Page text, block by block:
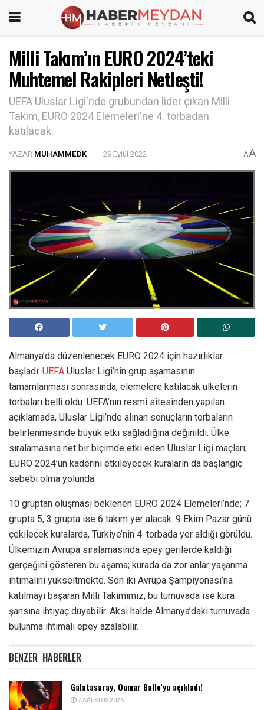
Milli Takım’ın EURO 2024’teki
Muhtemel Rakipleri Netleşti!
UEFA Uluslar Ligi'nde grubundan lider çıkan Milli
Takım, EURO 2024 Elemeleri'ne 4. torbadan
katılacak.
YAZAR MUHAMMEDK 29 Eylül 2022 AA
Almanya’da düzenlenecek EURO 2024 için hazırlıklar
başladı. UEFA Uluslar Ligi’nin grup aşamasının
tamamlanması sonrasında, elemelere katılacak ülkelerin
torbaları belli oldu. UEFA’nın resmi sitesinden yapılan
açıklamada, Uluslar Ligi’nde alınan sonuçların torbaların
belirlenmesinde büyük etki sağladığına değinildi. Ülke
sıralamasına net bir biçimde etki eden Uluslar Ligi maçları;
EURO 2024’ün kaderini etkileyecek kuraların da başlangıç
sebebi olma yolunda.
10 gruptan oluşması beklenen EURO 2024 Elemeleri’nde; 7
grupta 5, 3 grupta ise 6 takım yer alacak. 9 Ekim Pazar günü
çekilecek kuralarda, Türkiye’nin 4. torbada yer aldığı görüldü.
Ülkemizin Avrupa sıralamasında epey gerilerde kaldığı
gerçeğini gösteren bu aşama; kurada da zor anlar yaşanma
ihtimalini yükseltmekte. Son iki Avrupa Şampiyonası’na
katılmayı başaran Milli Takımımız; bu turnuvada ise kura
şansına ihtiyaç duyabilir. Aksi halde Almanya’daki turnuvada
bulunma ihtimali epey azalabilir.
BENZER HABERLER
Galatasaray, Oumar Ballo’yu açıkladı!
7 AĞUSTOS 2026